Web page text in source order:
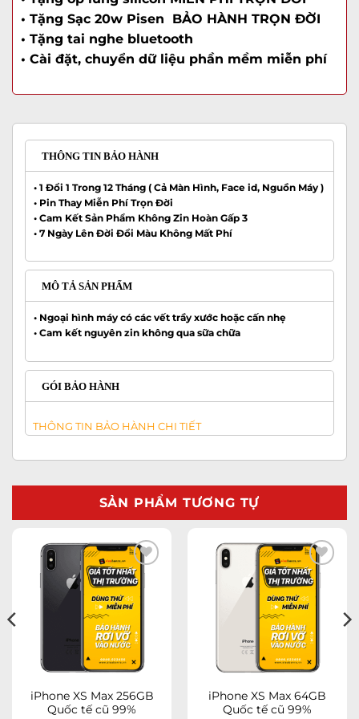
• Tặng Sạc 20w Pisen BẢO HÀNH TRỌN ĐỜI
• Tặng tai nghe bluetooth
• Cài đặt, chuyển dữ liệu phần mềm miễn phí
THÔNG TIN BẢO HÀNH
• 1 Đổi 1 Trong 12 Tháng ( Cả Màn Hình, Face id, Nguồn Máy )
• Pin Thay Miễn Phí Trọn Đời
• Cam Kết Sản Phẩm Không Zin Hoàn Gấp 3
• 7 Ngày Lên Đời Đổi Màu Không Mất Phí
MÔ TẢ SẢN PHẨM
• Ngoại hình máy có các vết trầy xước hoặc cấn nhẹ
• Cam kết nguyên zin không qua sữa chữa
GÓI BẢO HÀNH
THÔNG TIN BẢO HÀNH CHI TIẾT
SẢN PHẨM TƯƠNG TỰ
Add to
wishlist
iPhone XS Max 256GB
Quốc tế cũ 99%
Add to
wishlist
iPhone XS Max 64GB
Quốc tế cũ 99%